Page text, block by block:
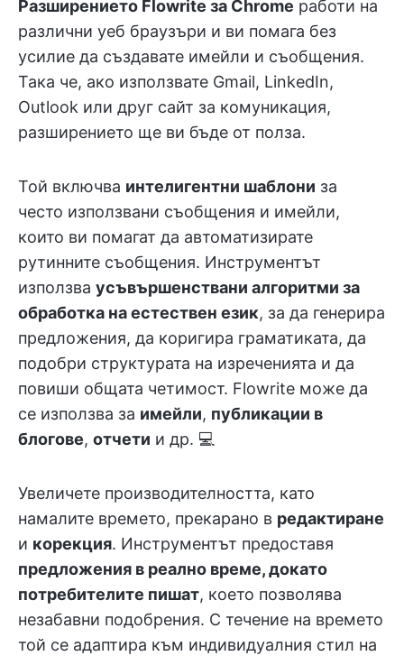
Разширението Flowrite за Chrome работи на
различни уеб браузъри и ви помага без
усилие да създавате имейли и съобщения.
Така че, ако използвате Gmail, LinkedIn,
Outlook или друг сайт за комуникация,
разширението ще ви бъде от полза.
Той включва интелигентни шаблони за
често използвани съобщения и имейли,
които ви помагат да автоматизирате
рутинните съобщения. Инструментът
използва усъвършенствани алгоритми за
обработка на естествен език, за да генерира
предложения, да коригира граматиката, да
подобри структурата на изреченията и да
повиши общата четимост. Flowrite може да
се използва за имейли, публикации в
блогове, отчети и др. 💻
Увеличете производителността, като
намалите времето, прекарано в редактиране
и корекция. Инструментът предоставя
предложения в реално време, докато
потребителите пишат, което позволява
незабавни подобрения. С течение на времето
той се адаптира към индивидуалния стил на